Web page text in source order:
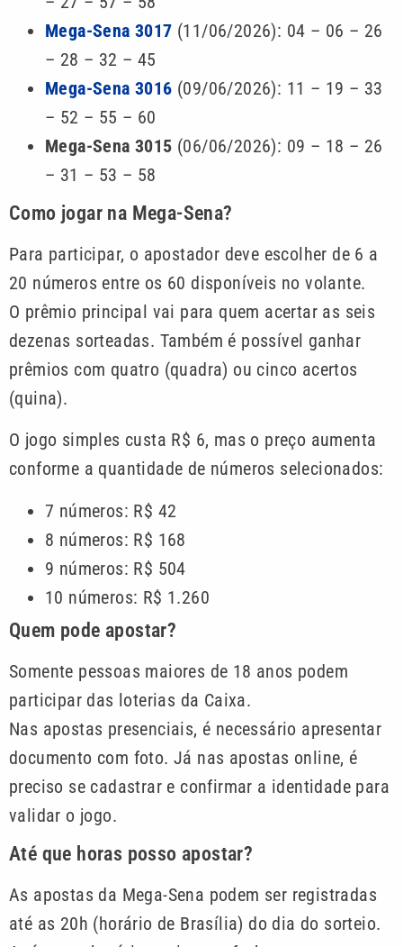
Mega-Sena 3017 (11/06/2026): 04 – 06 – 26
– 28 – 32 – 45
Mega-Sena 3016 (09/06/2026): 11 – 19 – 33
– 52 – 55 – 60
Mega-Sena 3015 (06/06/2026): 09 – 18 – 26
– 31 – 53 – 58
Como jogar na Mega-Sena?
Para participar, o apostador deve escolher de 6 a
20 números entre os 60 disponíveis no volante.
O prêmio principal vai para quem acertar as seis
dezenas sorteadas. Também é possível ganhar
prêmios com quatro (quadra) ou cinco acertos
(quina).
O jogo simples custa R$ 6, mas o preço aumenta
conforme a quantidade de números selecionados:
7 números: R$ 42
8 números: R$ 168
9 números: R$ 504
10 números: R$ 1.260
Quem pode apostar?
Somente pessoas maiores de 18 anos podem
participar das loterias da Caixa.
Nas apostas presenciais, é necessário apresentar
documento com foto. Já nas apostas online, é
preciso se cadastrar e confirmar a identidade para
validar o jogo.
Até que horas posso apostar?
As apostas da Mega-Sena podem ser registradas
até as 20h (horário de Brasília) do dia do sorteio.